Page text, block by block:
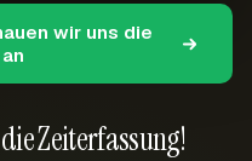
Zeiterfassung!
wir uns die